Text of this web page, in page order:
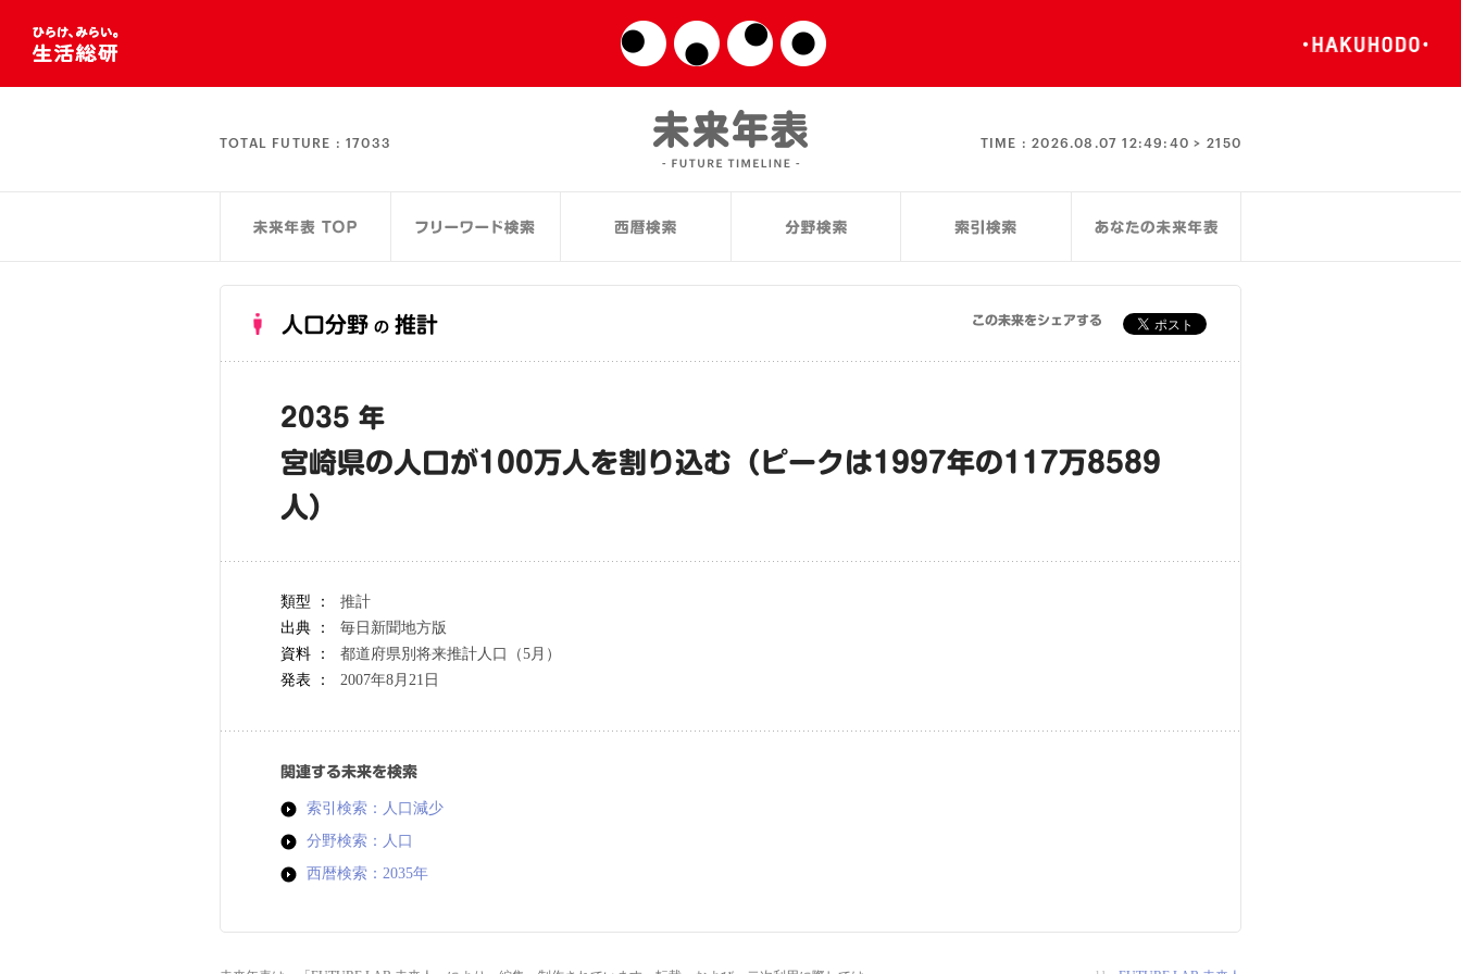
TOTAL FUTURE : 17033 TIME :2026.08.07 12:49:40 > 2150
人口分野 の 推計 この未来をシェアする
2035 年
宮崎県の人口が100万人を割り込む（ピークは1997年の117万8589
人）
類型 ：
推計
出典 ：
毎日新聞地方版
資料 ：
都道府県別将来推計人口（5月）
発表 ：
2007年8月21日
関連する未来を検索
索引検索：人口減少
分野検索：人口
西暦検索：2035年